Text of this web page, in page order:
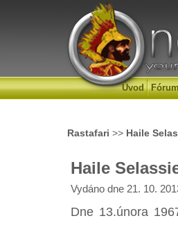
Úvod
Rastafari >> Haile
Haile
Vydáno dne 21. 10.
Dne 13.února